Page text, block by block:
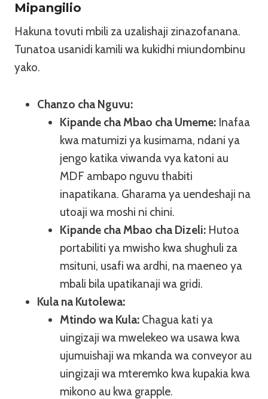
Mipangilio
Hakuna tovuti mbili za uzalishaji zinazofanana.
Tunatoa usanidi kamili wa kukidhi miundombinu
yako.
Chanzo cha Nguvu:
Kipande cha Mbao cha Umeme: Inafaa
kwa matumizi ya kusimama, ndani ya
jengo katika viwanda vya katoni au
MDF ambapo nguvu thabiti
inapatikana. Gharama ya uendeshaji na
utoaji wa moshi ni chini.
Kipande cha Mbao cha Dizeli: Hutoa
portabiliti ya mwisho kwa shughuli za
msituni, usafi wa ardhi, na maeneo ya
mbali bila upatikanaji wa gridi.
Kula na Kutolewa:
Mtindo wa Kula: Chagua kati ya
uingizaji wa mwelekeo wa usawa kwa
ujumuishaji wa mkanda wa conveyor au
uingizaji wa mteremko kwa kupakia kwa
mikono au kwa grapple.